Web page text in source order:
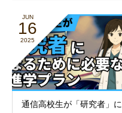
JUN
16
2025
通信高校生が「研究者」に